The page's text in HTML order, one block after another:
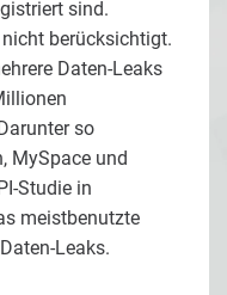
sind.
berücksichtigt.
Daten-Leaks
so
MySpace und
Studie in
meistbenutzte
Leaks.